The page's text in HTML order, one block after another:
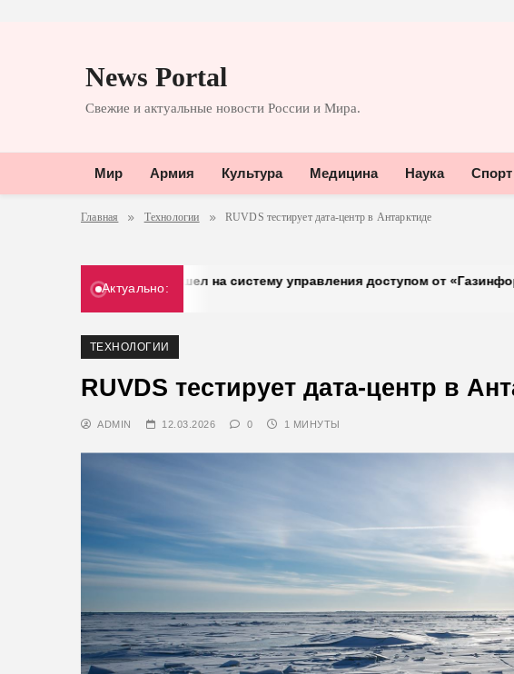
News Portal
Свежие и актуальные новости России и Мира.
Мир Армия Культура Медицина Наука Спорт
Главная Технологии RUVDS тестирует дата-центр в Антарктиде
Актуально:
перешел на систему управления доступом от «Газинформсервис»
ТЕХНОЛОГИИ
RUVDS тестирует дата-центр в
ADMIN 12.03.2026 0 1 МИНУТЫ